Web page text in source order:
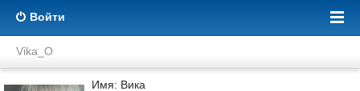
Войти
Vika_O
Имя: Вика